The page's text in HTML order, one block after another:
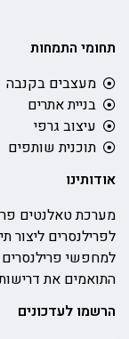
תחומי התמחות
מעצבים בקנבה
בניית אתרים
עיצוב גרפי
תוכנית שותפים
אודותינו
מערכת טאלנטים
לפרילנסרים
למחפשי
התואמים את
הרשמו לעדכונים